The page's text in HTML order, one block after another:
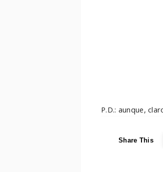
P.D.: aunque,
Share This